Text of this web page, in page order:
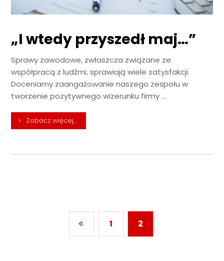
„I wtedy przyszedł maj…”
Sprawy zawodowe, zwłaszcza związane ze
współpracą z ludźmi, sprawiają wiele satysfakcji.
Doceniamy zaangażowanie naszego zespołu w
tworzenie pozytywnego wizerunku firmy ...
Zobacz więcej...
1 2